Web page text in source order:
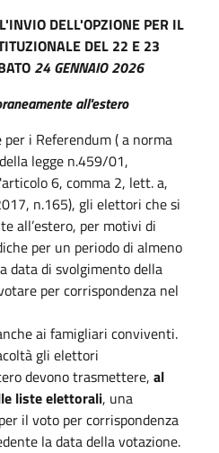
DELL'OPZIONE PER IL
DEL 22 E 23
24 GENNAIO 2026
all'estero
i Referendum ( a norma
legge n.459/01,
6, comma 2, lett. a,
n.165), gli elettori che si
all’estero, per motivi di
per un periodo di almeno
data di svolgimento della
per corrispondenza nel
ai famigliari conviventi.
gli elettori
devono trasmettere, al
liste elettorali, una
il voto per corrispondenza
la data della votazione.